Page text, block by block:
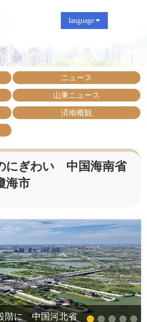
language
ニュース
山東ニュース
済南概観
にぎわい 中国海南省
海市
階に 中国河北省